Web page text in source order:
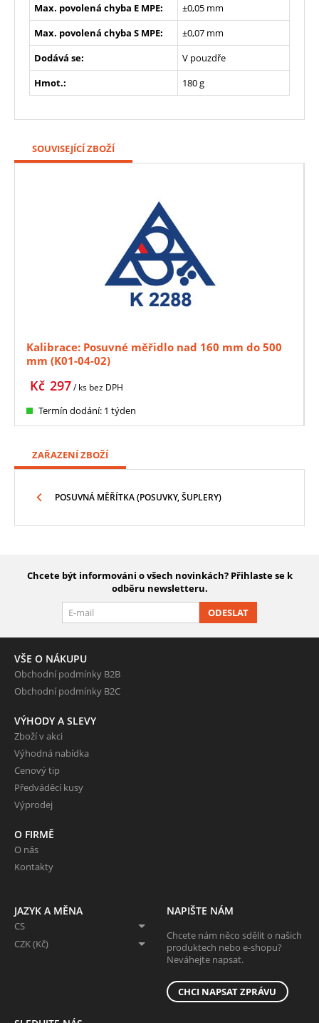
Max. povolená chyba E MPE:
±0,05 mm
Max. povolená chyba S MPE:
±0,07 mm
Dodává se:
V pouzdře
Hmot.:
180 g
SOUVISEJÍCÍ ZBOŽÍ
Kalibrace: Posuvné měřidlo nad 160 mm do 500
mm (K01-04-02)
297
Kč / ks bez DPH
Termín dodání: 1 týden
ZAŘAZENÍ ZBOŽÍ
POSUVNÁ MĚŘÍTKA (POSUVKY, ŠUPLERY)
Chcete být informováni o všech novinkách? Přihlaste se k
odběru newsletteru.
ODESLAT
VŠE O NÁKUPU
Obchodní podmínky B2B
Obchodní podmínky B2C
VÝHODY A SLEVY
Zboží v akci
Výhodná nabídka
Cenový tip
Předváděcí kusy
Výprodej
O FIRMĚ
O nás
Kontakty
JAZYK A MĚNA
CS
CZK (Kč)
NAPIŠTE NÁM
Chcete nám něco sdělit o našich
produktech nebo e-shopu?
Neváhejte napsat.
CHCI NAPSAT ZPRÁVU